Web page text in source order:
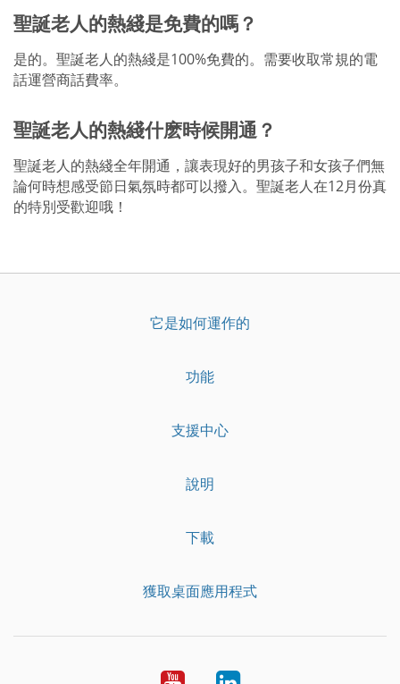
聖誕老人的熱綫是免費的嗎？
是的。聖誕老人的熱綫是100%免費的。需要收取常規的電
話運營商話費率。
聖誕老人的熱綫什麽時候開通？
聖誕老人的熱綫全年開通，讓表現好的男孩子和女孩子們無
論何時想感受節日氣氛時都可以撥入。聖誕老人在12月份真
的特別受歡迎哦！
它是如何運作的
功能
支援中心
說明
下載
獲取桌面應用程式